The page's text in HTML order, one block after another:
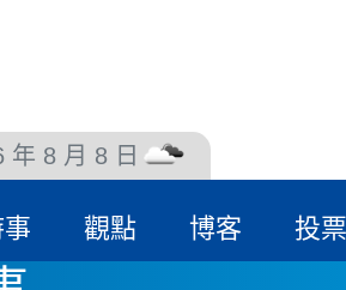
年 8 月 8 日
事 觀點 博客 投票